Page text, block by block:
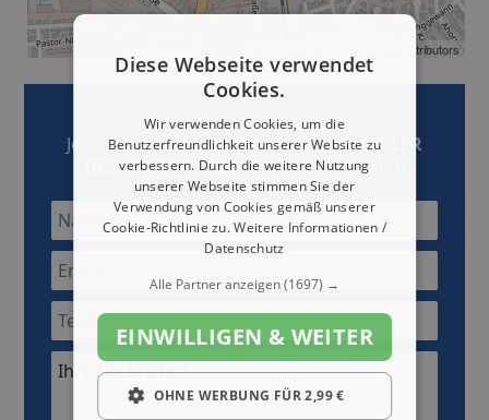
contributors
Jetzt mitADEN IHRE IMMOBILIENMAKLER
DES VERTRAUENSKontakt aufnehmen
Ihre Nachricht:*
Diese Webseite verwendet
Cookies.
Wir verwenden Cookies, um die
Benutzerfreundlichkeit unserer Website zu
verbessern. Durch die weitere Nutzung
unserer Webseite stimmen Sie der
Verwendung von Cookies gemäß unserer
Cookie-Richtlinie zu.Weitere Informationen /
Datenschutz
Alle Partner anzeigen(1697) →
EINWILLIGEN & WEITER
OHNE WERBUNG FÜR 2,99 €